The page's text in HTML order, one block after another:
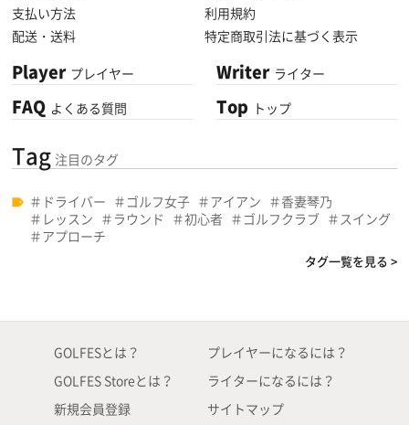
支払い方法
利用規約
配送・送料
特定商取引法に基づく表示
Player プレイヤー
FAQ よくある質問
Writer ライター
Top トップ
Tag 注目のタグ
ドライバー ゴルフ女子 アイアン
香妻琴乃
レッスン
ラウンド 初心者 ゴルフクラブ
スイング
アプローチ
タグ一覧を見る >
GOLFESとは？
GOLFES Storeとは？
新規会員登録
プレイヤーになるには？
ライターになるには？
サイトマップ